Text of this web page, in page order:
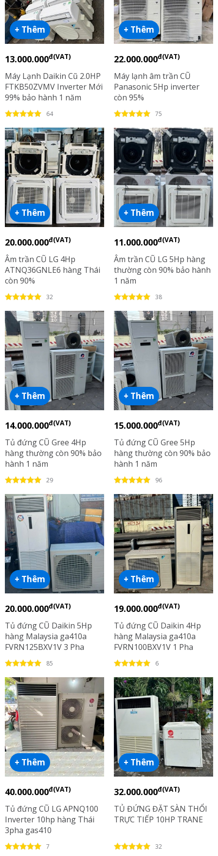
+ Thêm
13.000.000đ(VAT)
Máy Lạnh Daikin Cũ 2.0HP
FTKB50ZVMV Inverter Mới
99% bảo hành 1 năm
64
+ Thêm
22.000.000đ(VAT)
Máy lạnh âm trần CŨ
Panasonic 5Hp inverter
còn 95%
75
+ Thêm
20.000.000đ(VAT)
Âm trần CŨ LG 4Hp
ATNQ36GNLE6 hàng Thái
còn 90%
32
+ Thêm
11.000.000đ(VAT)
Âm trần CŨ LG 5Hp hàng
thường còn 90% bảo hành
1 năm
38
+ Thêm
14.000.000đ(VAT)
Tủ đứng CŨ Gree 4Hp
hàng thường còn 90% bảo
hành 1 năm
29
+ Thêm
15.000.000đ(VAT)
Tủ đứng CŨ Gree 5Hp
hàng thường còn 90% bảo
hành 1 năm
96
+ Thêm
20.000.000đ(VAT)
Tủ đứng CŨ Daikin 5Hp
hàng Malaysia ga410a
FVRN125BXV1V 3 Pha
85
+ Thêm
19.000.000đ(VAT)
Tủ đứng CŨ Daikin 4Hp
hàng Malaysia ga410a
FVRN100BXV1V 1 Pha
6
+ Thêm
40.000.000đ(VAT)
Tủ đứng CŨ LG APNQ100
Inverter 10hp hàng Thái
3pha gas410
7
+ Thêm
32.000.000đ(VAT)
TỦ ĐỨNG ĐẶT SÀN THỔI
TRỰC TIẾP 10HP TRANE
32